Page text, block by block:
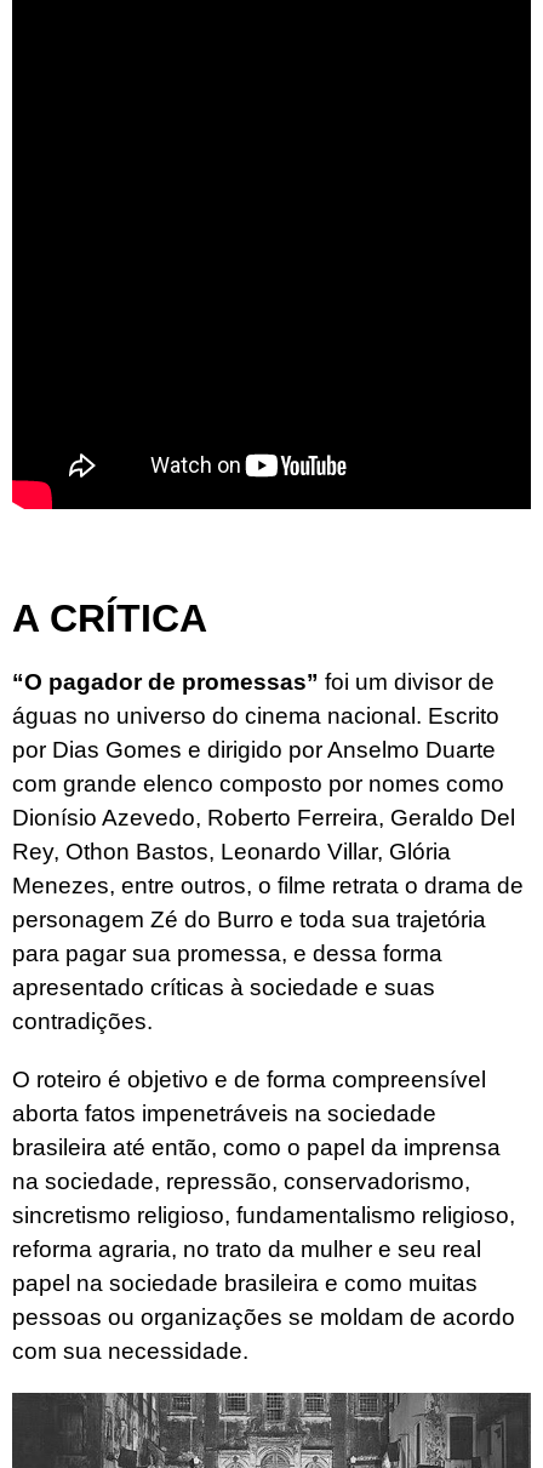
A CRÍTICA
“O pagador de promessas” foi um divisor de
águas no universo do cinema nacional. Escrito
por Dias Gomes e dirigido por Anselmo Duarte
com grande elenco composto por nomes como
Dionísio Azevedo, Roberto Ferreira, Geraldo Del
Rey, Othon Bastos, Leonardo Villar, Glória
Menezes, entre outros, o filme retrata o drama de
personagem Zé do Burro e toda sua trajetória
para pagar sua promessa, e dessa forma
apresentado críticas à sociedade e suas
contradições.
O roteiro é objetivo e de forma compreensível
aborta fatos impenetráveis na sociedade
brasileira até então, como o papel da imprensa
na sociedade, repressão, conservadorismo,
sincretismo religioso, fundamentalismo religioso,
reforma agraria, no trato da mulher e seu real
papel na sociedade brasileira e como muitas
pessoas ou organizações se moldam de acordo
com sua necessidade.